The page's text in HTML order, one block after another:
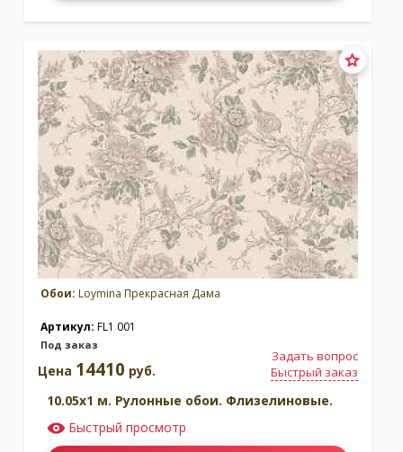
Обои: Loymina Прекрасная Дама
Артикул: FL1 001
Под заказ
Задать вопрос
Быстрый заказ
Цена 14410 руб.
10.05x1 м. Рулонные обои. Флизелиновые.
Быстрый просмотр